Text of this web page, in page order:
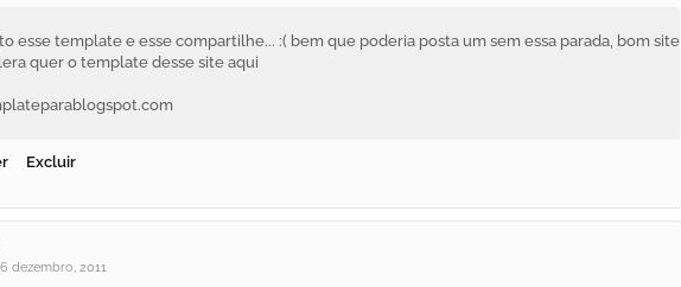
esse template e esse compartilhe... :( bem que poderia posta um sem essa parada, bom site
quer o template desse site aqui
Excluir
dezembro, 2011